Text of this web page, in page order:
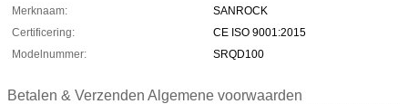
Merknaam:
SANROCK
Certificering:
CE ISO 9001:2015
Modelnummer:
SRQD100
Betalen & Verzenden Algemene voorwaarden